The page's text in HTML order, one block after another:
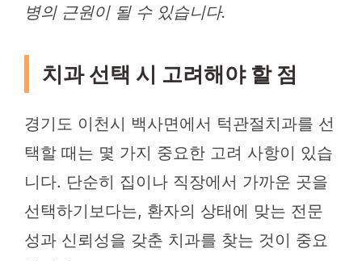
병의 근원이 될 수 있습니다.
치과 선택 시 고려해야 할 점
경기도 이천시 백사면에서 턱관절치과를 선
택할 때는 몇 가지 중요한 고려 사항이 있습
니다. 단순히 집이나 직장에서 가까운 곳을
선택하기보다는, 환자의 상태에 맞는 전문
성과 신뢰성을 갖춘 치과를 찾는 것이 중요